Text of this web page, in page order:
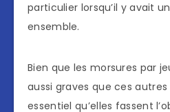
particulier lorsqu’il y avait
ensemble.
Bien que les morsures par
aussi graves que ces autres
essentiel qu’elles fassent